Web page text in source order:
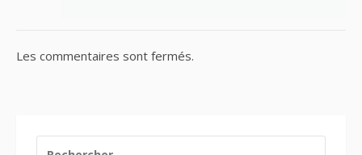
Les commentaires sont fermés.